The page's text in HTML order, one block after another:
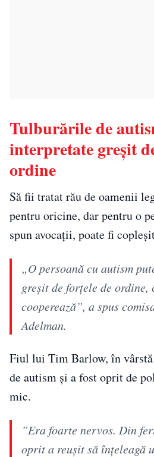
Tulburările de
interpretate greșit
ordine
Să fii tratat rău de oamenii
pentru oricine, dar pentru o
spun avocații, poate fi
„O persoană cu autism
greșit de forțele de ordine,
cooperează”, a spus
Adelman.
Fiul lui Tim Barlow, în vârstă
de autism și a fost oprit de
mic.
”Era foarte nervos. Din
oprit a reușit să înțeleagă